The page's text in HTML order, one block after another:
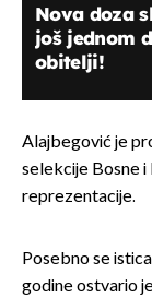
Nova doza
još jednom
obitelji!
Alajbegović je
selekcije Bosne
reprezentacije.
Posebno se
godine ostvario